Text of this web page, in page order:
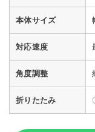
本体サイズ
対応速度
角度調整
折りたたみ